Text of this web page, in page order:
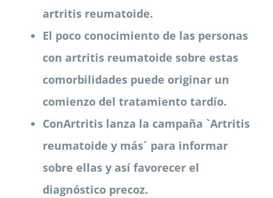
artritis reumatoide.
El poco conocimiento de las personas
con artritis reumatoide sobre estas
comorbilidades puede originar un
comienzo del tratamiento tardío.
ConArtritis lanza la campaña `Artritis
reumatoide y más´ para informar
sobre ellas y así favorecer el
diagnóstico precoz.